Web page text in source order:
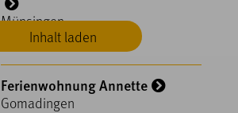
Inhalt laden
Münsingen
Ferienwohnung Annette
Gomadingen